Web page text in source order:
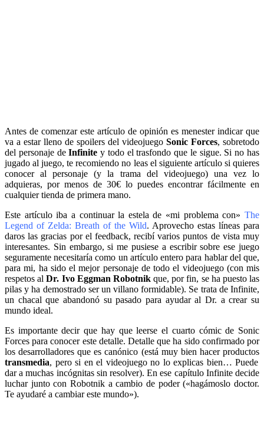
Antes de comenzar este artículo de opinión es menester indicar que
va a estar lleno de spoilers del videojuego Sonic Forces, sobretodo
del personaje deInfinite y todo el trasfondo que le sigue. Si no has
jugado al juego, te recomiendo no leas el siguiente artículo si quieres
conocer al personaje (y la trama del videojuego) una vez lo
adquieras, por menos de 30€ lo puedes encontrar fácilmente en
cualquier tienda de primera mano.
Este artículo iba a continuar la estela de «mi problema con» The
Legend of Zelda: Breath of the Wild. Aprovecho estas líneas para
daros las gracias por el feedback, recibí varios puntos de vista muy
interesantes. Sin embargo, si me pusiese a escribir sobre ese juego
seguramente necesitaría como un artículo entero para hablar del que,
para mi, ha sido el mejor personaje de todo el videojuego (con mis
respetos alDr. Ivo Eggman Robotnikque, por fin, se ha puesto las
pilas y ha demostrado ser un villano formidable). Se trata de Infinite,
un chacal que abandonó su pasado para ayudar al Dr. a crear su
mundo ideal.
Es importante decir que hay que leerse el cuarto cómic de Sonic
Forces para conocer este detalle. Detalle que ha sido confirmado por
los desarrolladores que es canónico (está muy bien hacer productos
transmedia, pero si en el videojuego no lo explicas bien… Puede
dar a muchas incógnitas sin resolver). En ese capítulo Infinite decide
luchar junto con Robotnik a cambio de poder («hagámoslo doctor.
Te ayudaré a cambiar este mundo»).